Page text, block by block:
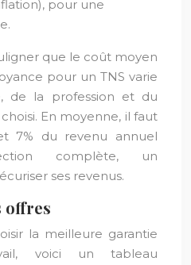
pour une
que le coût moyen
pour un TNS varie
de la profession et du
En moyenne, il faut
7% du revenu annuel
complète, un
ses revenus.
offres
la meilleure garantie
voici un tableau